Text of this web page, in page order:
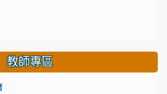
教師專區